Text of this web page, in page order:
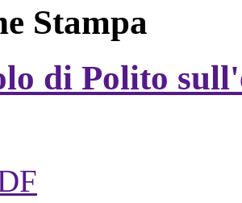
Stampa
di Polito